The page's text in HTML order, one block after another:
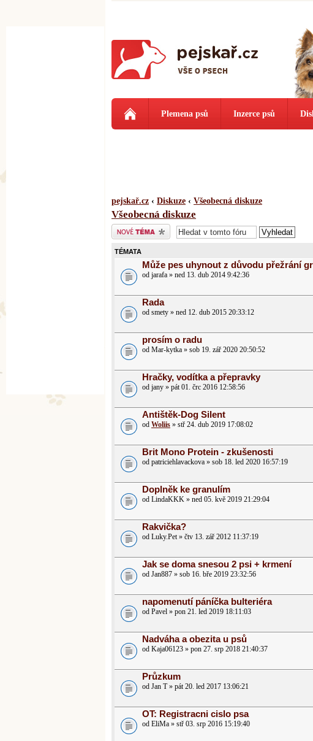
Plemena psů Inzerce psů
pejskař.cz ‹ Diskuze ‹ Všeobecná diskuze
Všeobecná diskuze
Odeslat nové téma
TÉMATA
Může pes uhynout z důvodu přežrání
od jarafa » ned 13. dub 2014 9:42:36
Rada
od smety » ned 12. dub 2015 20:33:12
prosím o radu
od Mar-kytka » sob 19. zář 2020 20:50:52
Hračky, vodítka a přepravky
od jany » pát 01. črc 2016 12:58:56
Antištěk-Dog Silent
od Woliis » stř 24. dub 2019 17:08:02
Brit Mono Protein - zkušenosti
od patriciehlavackova » sob 18. led 2020 16:57:19
Doplněk ke granulím
od LindaKKK » ned 05. kvě 2019 21:29:04
Rakvička?
od Luky.Pet » čtv 13. zář 2012 11:37:19
Jak se doma snesou 2 psi + krmení
od Jan887 » sob 16. bře 2019 23:32:56
napomenutí páníčka bulteriéra
od Pavel » pon 21. led 2019 18:11:03
Nadváha a obezita u psů
od Kaja06123 » pon 27. srp 2018 21:40:37
Průzkum
od Jan T » pát 20. led 2017 13:06:21
OT: Registracni cislo psa
od EliMa » stř 03. srp 2016 15:19:40